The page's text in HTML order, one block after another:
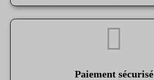
Paiement sécurisé